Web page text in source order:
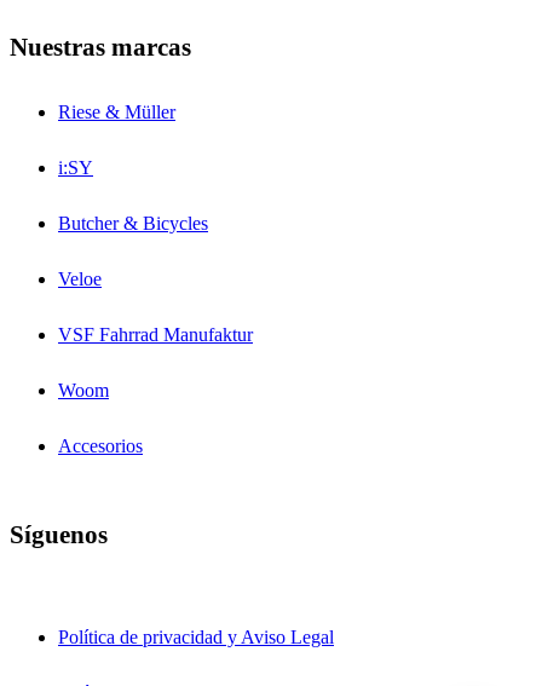
Nuestras marcas
Riese & Müller
i:SY
Butcher & Bicycles
Veloe
VSF Fahrrad Manufaktur
Woom
Accesorios
Síguenos
Política de privacidad y Aviso Legal